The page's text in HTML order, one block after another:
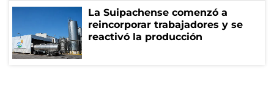
La Suipachense comenzó a
reincorporar trabajadores y se
reactivó la producción